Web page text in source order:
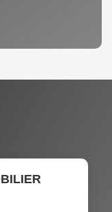
MÉNAGES SANS